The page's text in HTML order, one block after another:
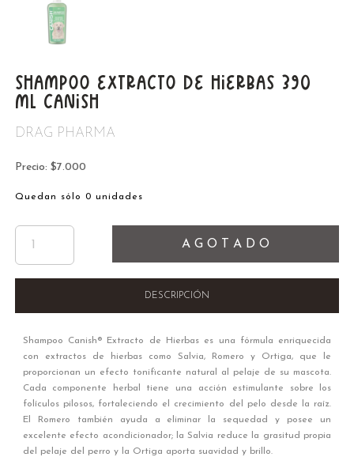
SHAMPOO EXTRACTO DE HIERBAS 390
ML CANISH
DRAG PHARMA
Precio: $7.000
Quedan sólo 0 unidades
A G O T A D O
DESCRIPCIÓN
Shampoo Canish® Extracto de Hierbas es una fórmula enriquecida
con extractos de hierbas como Salvia, Romero y Ortiga, que le
proporcionan un efecto tonificante natural al pelaje de su mascota.
Cada componente herbal tiene una acción estimulante sobre los
folículos pilosos, fortaleciendo el crecimiento del pelo desde la raíz.
El Romero también ayuda a eliminar la sequedad y posee un
excelente efecto acondicionador; la Salvia reduce la grasitud propia
del pelaje del perro y la Ortiga aporta suavidad y brillo.